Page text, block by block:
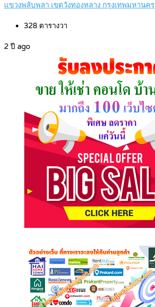
แขวงพลับพลา เขตวังทองหลาง กรุงเทพมหานคร
328 ตารางวา
2 ปี ago